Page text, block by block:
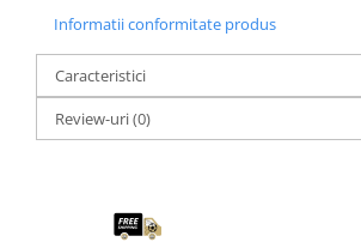
Informatii conformitate produs
Caracteristici
Review-uri(0)